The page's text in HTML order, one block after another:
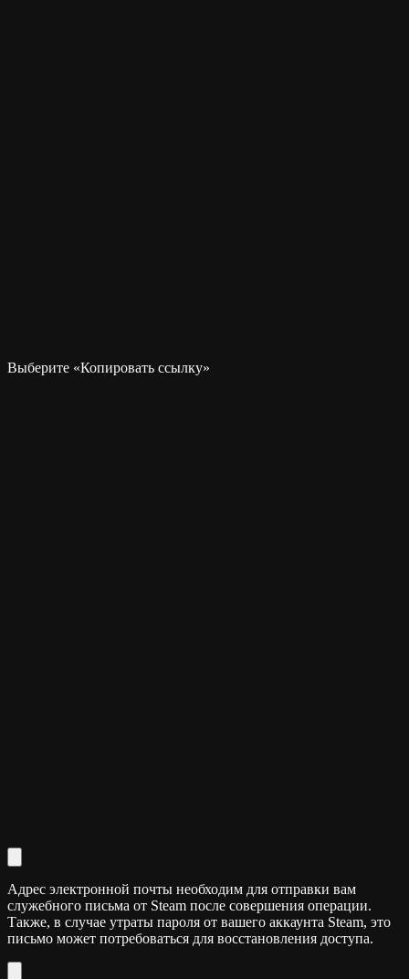
Выберите «Копировать ссылку»
Адрес электронной почты необходим для отправки вам
служебного письма от Steam после совершения операции.
Также, в случае утраты пароля от вашего аккаунта Steam, это
письмо может потребоваться для восстановления доступа.